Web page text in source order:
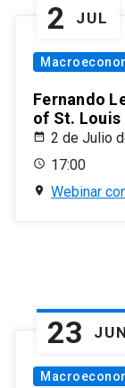
2 JUL
Fernando
of St. Louis
2 de Julio
17:00
Webinar
23 JUN